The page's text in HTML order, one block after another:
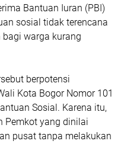
Bantuan Iuran (PBI)
sosial tidak terencana
warga kurang
berpotensi
Kota Bogor Nomor 101
Sosial. Karena itu,
Pemkot yang dinilai
pusat tanpa melakukan